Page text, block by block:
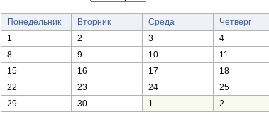
Понедельник Вторник Среда Четверг
1
2 3 4
8
9 10 11
15
16 17 18
22
23 24 25
29
30 1 2